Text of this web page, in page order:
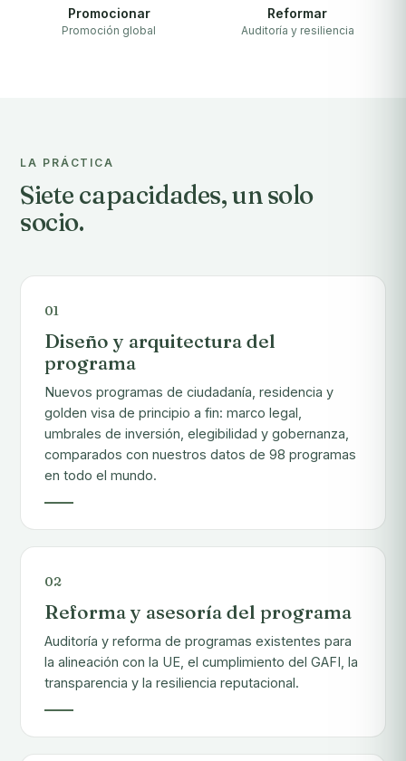
Promocionar
Promoción global
Reformar
Auditoría y resiliencia
LA PRÁCTICA
Siete capacidades, un solo
socio.
01
Diseño y arquitectura del
programa
Nuevos programas de ciudadanía, residencia y
golden visa de principio a fin: marco legal,
umbrales de inversión, elegibilidad y gobernanza,
comparados con nuestros datos de 98 programas
en todo el mundo.
02
Reforma y asesoría del programa
Auditoría y reforma de programas existentes para
la alineación con la UE, el cumplimiento del GAFI, la
transparencia y la resiliencia reputacional.